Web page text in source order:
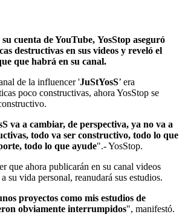
cuenta de YouTube, YosStop aseguró
destructivas en sus videos y reveló el
que habrá en su canal.
de la influencer 'JuStYosS’ era
poco constructivas, ahora YosStop se
va a cambiar, de perspectiva, ya no va a
todo va ser constructivo, todo lo que
todo lo que ayude".- YosStop.
que ahora publicarán en su canal videos
su vida personal, reanudará sus estudios.
proyectos como mis estudios de
obviamente interrumpidos", manifestó.